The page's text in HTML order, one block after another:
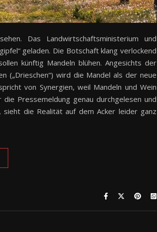
Das Landwirtschaftsministerium und
geladen. Die Botschaft klang verlockend
künftig Mandeln blühen. Angesichts der
(„Drieschen“) wird die Mandel als der neue
von Synergien, weil Mandeln und Wein
Pressemeldung genau durchgelesen und
die Realität auf dem Acker leider ganz